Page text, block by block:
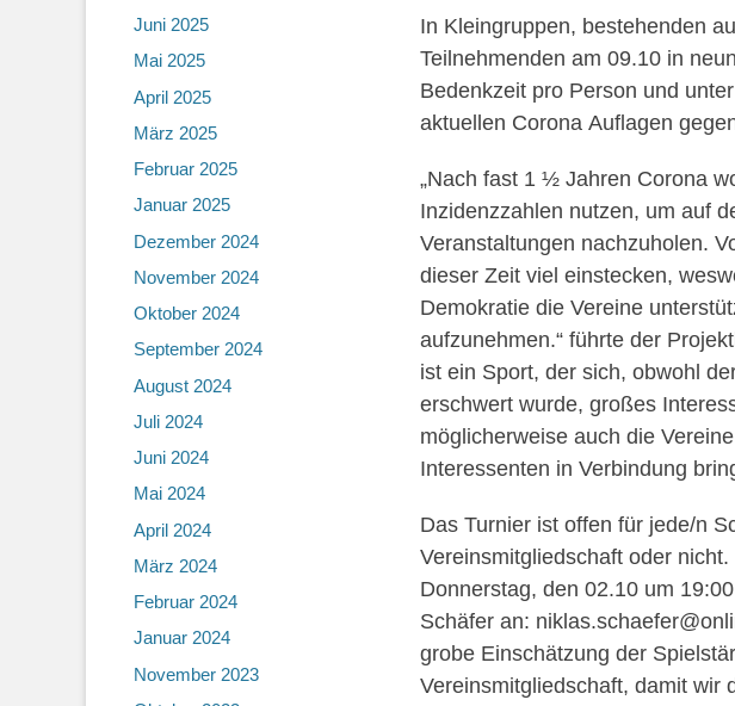
In Kleingruppen, bestehenden
Teilnehmenden am 09.10 in neun
Bedenkzeit pro Person und
aktuellen Corona Auflagen
„Nach fast 1 ½ Jahren Corona
Inzidenzzahlen nutzen, um auf
Veranstaltungen nachzuholen.
dieser Zeit viel einstecken,
Demokratie die Vereine
aufzunehmen.“ führte der
ist ein Sport, der sich, obwohl
erschwert wurde, großes
möglicherweise auch die
Interessenten in Verbindung
Das Turnier ist offen für jede/n
Vereinsmitgliedschaft oder
Donnerstag, den 02.10 um
Schäfer an:
grobe Einschätzung der
Vereinsmitgliedschaft, damit wir
Juni 2025
Mai 2025
April 2025
März 2025
Februar 2025
Januar 2025
Dezember 2024
November 2024
Oktober 2024
September 2024
August 2024
Juli 2024
Juni 2024
Mai 2024
April 2024
März 2024
Februar 2024
Januar 2024
November 2023